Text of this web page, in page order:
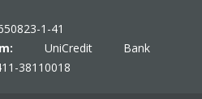
1-41
UniCredit Bank
38110018